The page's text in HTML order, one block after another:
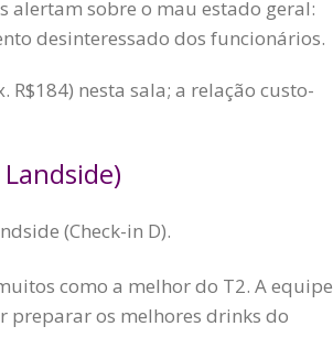
alertam sobre o mau estado geral:
desinteressado dos funcionários.
nesta sala; a relação custo-
(Check-in D).
como a melhor do T2. A equipe
preparar os melhores drinks do